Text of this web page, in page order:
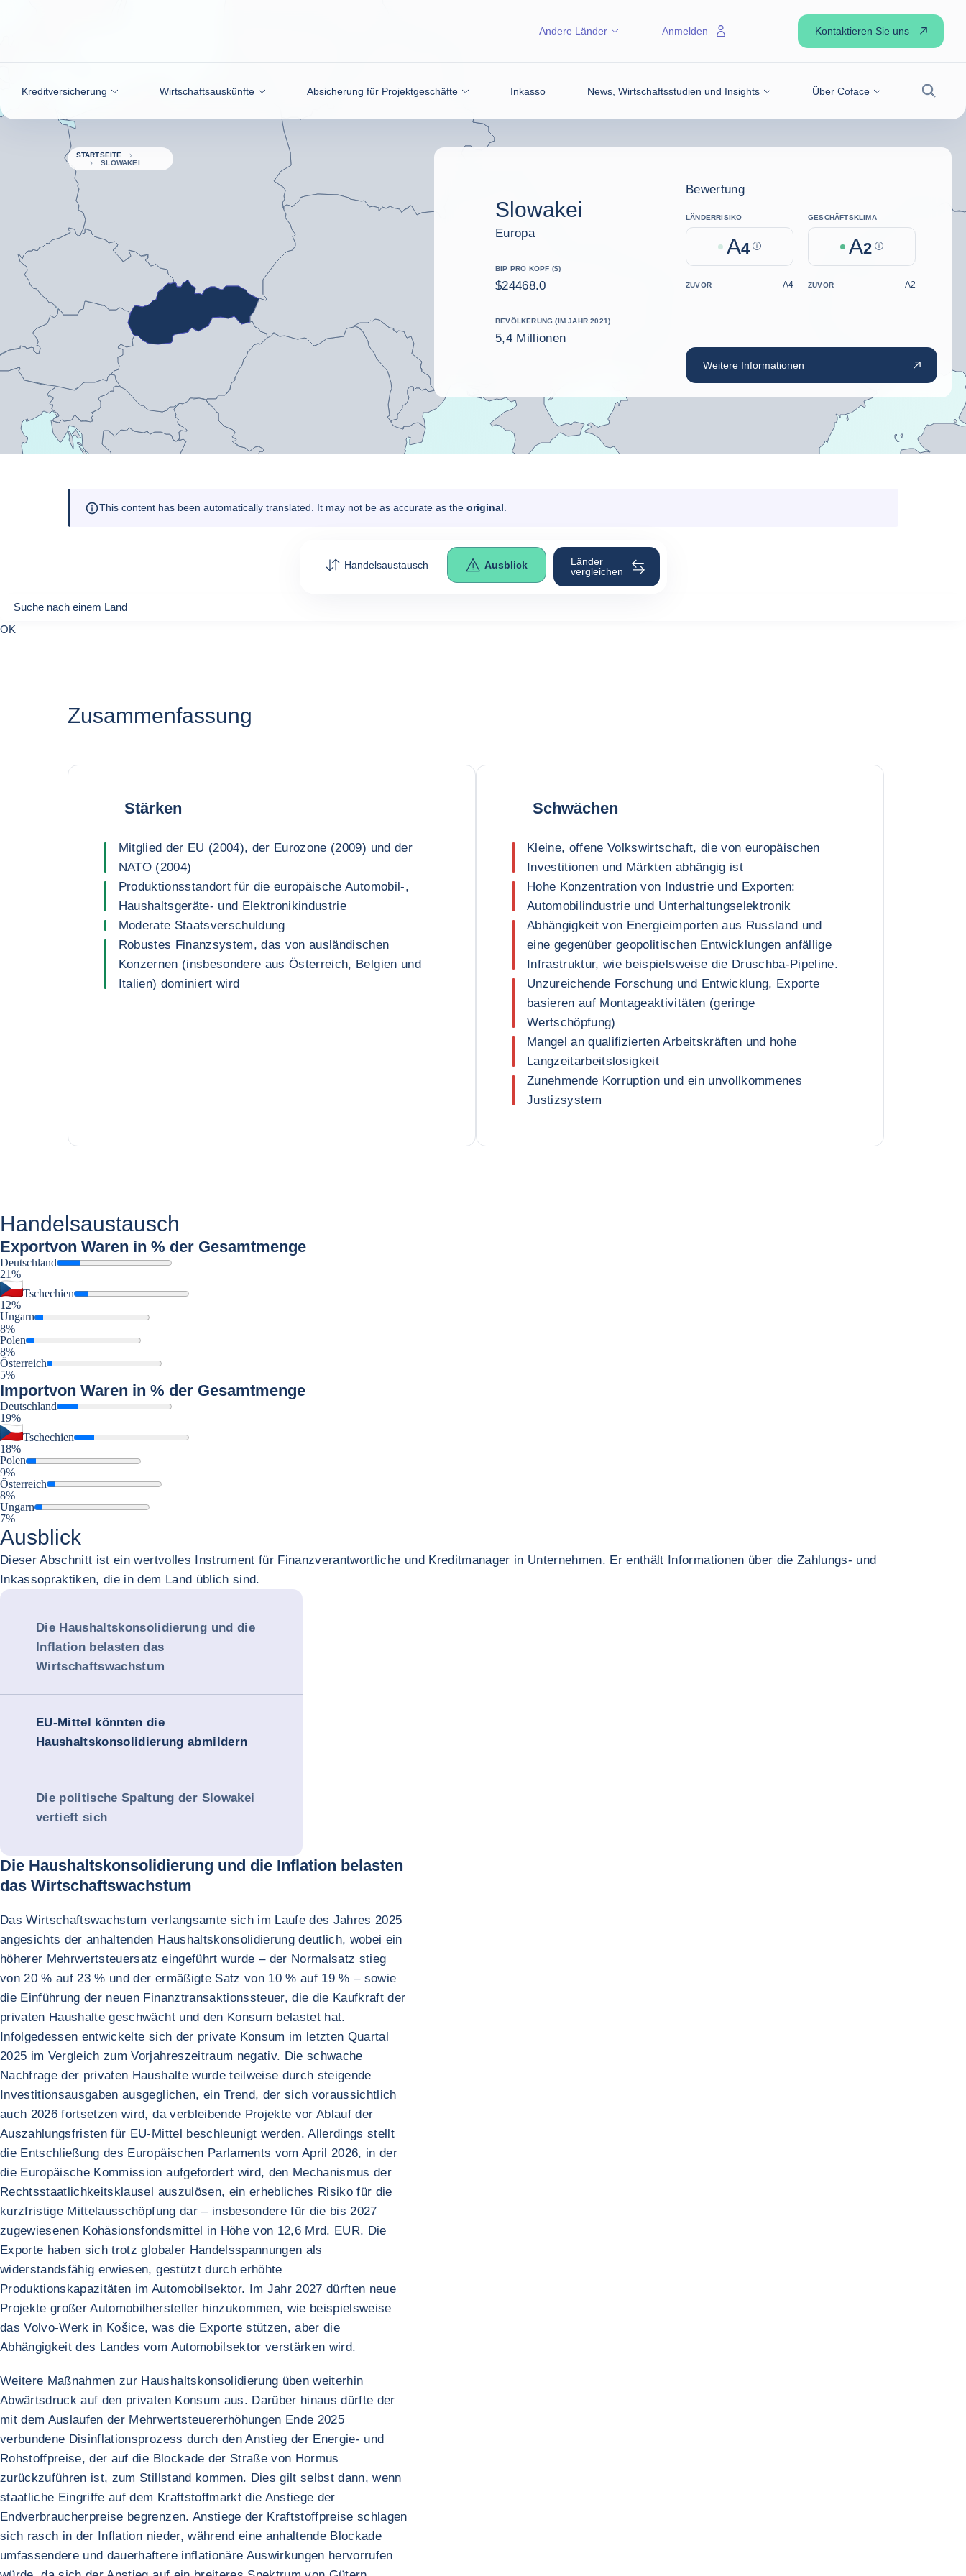
Kreditversicherung Wirtschaftsauskünfte Absicherung für Projektgeschäfte Inkasso News, Wirtschaftsstudien und Insights Über Coface
Suche
Andere Länder Anmelden Kontaktieren Sie uns
STARTSEITE
SLOWAKEI
Slowakei
Europa
BIP PRO KOPF ($)
$24468.0
BEVÖLKERUNG (IM JAHR 2021)
5,4 Millionen
Bewertung
LÄNDERRISIKO
A4 Help
GESCHÄFTSKLIMA
A2 Help
ZUVOR A4 ZUVOR A2
Weitere Informationen
This content has been automatically translated. It may not be as accurate as the original
Handelsaustausch Ausblick
Länder
vergleichen
Suche nach einem Land
0suggestions
Suche nach einem Land
OK
Zusammenfassung
Stärken
Mitglied der EU (2004), der Eurozone (2009) und der
NATO (2004)
Produktionsstandort für die europäische Automobil-,
Haushaltsgeräte- und Elektronikindustrie
Moderate Staatsverschuldung
Robustes Finanzsystem, das von ausländischen
Konzernen (insbesondere aus Österreich, Belgien und
Italien) dominiert wird
Schwächen
Kleine, offene Volkswirtschaft, die von europäischen
Investitionen und Märkten abhängig ist
Hohe Konzentration von Industrie und Exporten:
Automobilindustrie und Unterhaltungselektronik
Abhängigkeit von Energieimporten aus Russland und
eine gegenüber geopolitischen Entwicklungen anfällige
Infrastruktur, wie beispielsweise die Druschba-Pipeline.
Unzureichende Forschung und Entwicklung, Exporte
basieren auf Montageaktivitäten (geringe
Wertschöpfung)
Mangel an qualifizierten Arbeitskräften und hohe
Langzeitarbeitslosigkeit
Zunehmende Korruption und ein unvollkommenes
Justizsystem
Handelsaustausch
Exportvon Waren in % der Gesamtmenge
Deutschland
21%
Tschechien
12%
Ungarn
8%
Polen
8%
Österreich
5%
Importvon Waren in % der Gesamtmenge
Deutschland
19%
Tschechien
18%
Polen
9%
Österreich
8%
Ungarn
7%
Ausblick
Dieser Abschnitt ist ein wertvolles Instrument für Finanzverantwortliche und Kreditmanager in Unternehmen. Er enthält Informationen über die Zahlungs- und
Inkassopraktiken, die in dem Land üblich sind.
Die Haushaltskonsolidierung und die
Inflation belasten das
Wirtschaftswachstum
EU-Mittel könnten die
Haushaltskonsolidierung abmildern
Die politische Spaltung der Slowakei
vertieft sich
Die Haushaltskonsolidierung und die Inflation belasten
das Wirtschaftswachstum
Das Wirtschaftswachstum verlangsamte sich im Laufe des Jahres 2025
angesichts der anhaltenden Haushaltskonsolidierung deutlich, wobei ein
höherer Mehrwertsteuersatz eingeführt wurde – der Normalsatz stieg
von 20 % auf 23 % und der ermäßigte Satz von 10 % auf 19 % – sowie
die Einführung der neuen Finanztransaktionssteuer, die die Kaufkraft der
privaten Haushalte geschwächt und den Konsum belastet hat.
Infolgedessen entwickelte sich der private Konsum im letzten Quartal
2025 im Vergleich zum Vorjahreszeitraum negativ. Die schwache
Nachfrage der privaten Haushalte wurde teilweise durch steigende
Investitionsausgaben ausgeglichen, ein Trend, der sich voraussichtlich
auch 2026 fortsetzen wird, da verbleibende Projekte vor Ablauf der
Auszahlungsfristen für EU-Mittel beschleunigt werden. Allerdings stellt
die Entschließung des Europäischen Parlaments vom April 2026, in der
die Europäische Kommission aufgefordert wird, den Mechanismus der
Rechtsstaatlichkeitsklausel auszulösen, ein erhebliches Risiko für die
kurzfristige Mittelausschöpfung dar – insbesondere für die bis 2027
zugewiesenen Kohäsionsfondsmittel in Höhe von 12,6 Mrd. EUR. Die
Exporte haben sich trotz globaler Handelsspannungen als
widerstandsfähig erwiesen, gestützt durch erhöhte
Produktionskapazitäten im Automobilsektor. Im Jahr 2027 dürften neue
Projekte großer Automobilhersteller hinzukommen, wie beispielsweise
das Volvo-Werk in Košice, was die Exporte stützen, aber die
Abhängigkeit des Landes vom Automobilsektor verstärken wird.
Weitere Maßnahmen zur Haushaltskonsolidierung üben weiterhin
Abwärtsdruck auf den privaten Konsum aus. Darüber hinaus dürfte der
mit dem Auslaufen der Mehrwertsteuererhöhungen Ende 2025
verbundene Disinflationsprozess durch den Anstieg der Energie- und
Rohstoffpreise, der auf die Blockade der Straße von Hormus
zurückzuführen ist, zum Stillstand kommen. Dies gilt selbst dann, wenn
staatliche Eingriffe auf dem Kraftstoffmarkt die Anstiege der
Endverbraucherpreise begrenzen. Anstiege der Kraftstoffpreise schlagen
sich rasch in der Inflation nieder, während eine anhaltende Blockade
umfassendere und dauerhaftere inflationäre Auswirkungen hervorrufen